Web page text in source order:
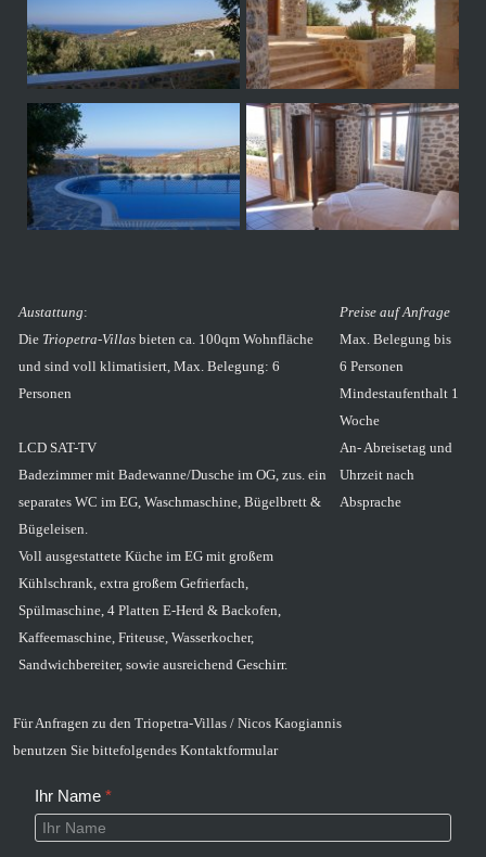
Austattung:
Die Triopetra-Villas bieten ca. 100qm Wohnfläche
und sind voll klimatisiert, Max. Belegung: 6
Personen
LCD SAT-TV
Badezimmer mit Badewanne/Dusche im OG, zus. ein
separates WC im EG, Waschmaschine, Bügelbrett &
Bügeleisen.
Voll ausgestattete Küche im EG mit großem
Kühlschrank, extra großem Gefrierfach,
Spülmaschine, 4 Platten E-Herd & Backofen,
Kaffeemaschine, Friteuse, Wasserkocher,
Sandwichbereiter, sowie ausreichend Geschirr.
Preise auf Anfrage
Max. Belegung bis
6 Personen
Mindestaufenthalt 1
Woche
An- Abreisetag und
Uhrzeit nach
Absprache
Für Anfragen zu den Triopetra-Villas / Nicos Kaogiannis
benutzen Sie bittefolgendes Kontaktformular
Ihr Name *